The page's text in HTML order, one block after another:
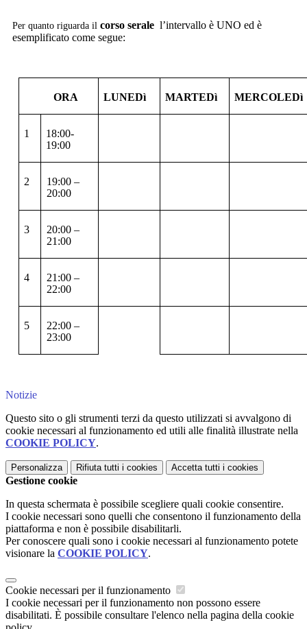
Per quanto riguarda il corso serale l’intervallo è UNO ed è
esemplificato come segue:
ORA LUNEDì MARTEDì MERCOLEDì
1
18:00-
19:00
2 19:00 –
20:00
3 20:00 –
21:00
4 21:00 –
22:00
5 22:00 –
23:00
Notizie
Questo sito o gli strumenti terzi da questo utilizzati si avvalgono di
cookie necessari al funzionamento ed utili alle finalità illustrate nella
COOKIE POLICY.
Personalizza Rifiuta tutti i cookies Accetta tutti i cookies
Gestione cookie
In questa schermata è possibile scegliere quali cookie consentire.
I cookie necessari sono quelli che consentono il funzionamento della
piattaforma e non è possibile disabilitarli.
Per conoscere quali sono i cookie necessari al funzionamento potete
visionare la COOKIE POLICY.
Cookie necessari per il funzionamento
I cookie necessari per il funzionamento non possono essere
disabilitati. È possibile consultare l'elenco nella pagina della cookie